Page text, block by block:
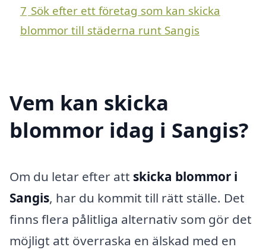
7 Sök efter ett företag som kan skicka
blommor till städerna runt Sangis
Vem kan skicka
blommor idag i Sangis?
Om du letar efter att skicka blommor i
Sangis, har du kommit till rätt ställe. Det
finns flera pålitliga alternativ som gör det
möjligt att överraska en älskad med en